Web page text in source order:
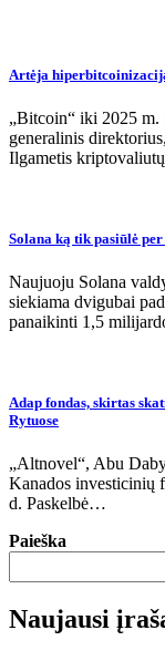
Artėja
„Bitcoin“ iki 2025 m.
generalinis
Ilgametis
Solana ką tik pasiūlė
Naujuoju Solana
siekiama dvigubai
panaikinti 1,5
Adap fondas, skirtas
Rytuose
„Altnovel“, Abu
Kanados investicinių
d. Paskelbė…
Paieška
Naujausi